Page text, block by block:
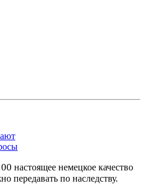
настоящее немецкое качество
передавать по наследству.